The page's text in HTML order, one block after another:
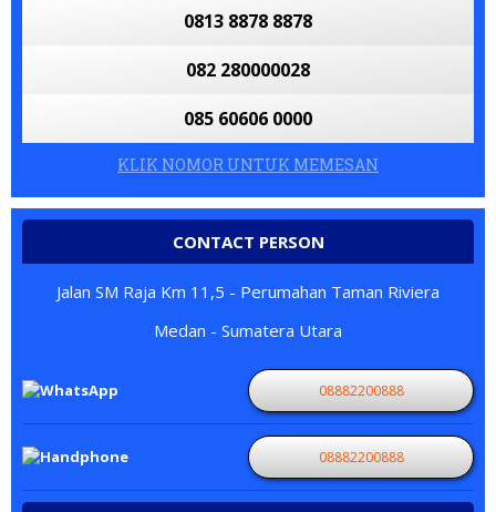
0813 8878 8878
082 280000028
085 60606 0000
KLIK NOMOR UNTUK MEMESAN
CONTACT PERSON
Jalan SM Raja Km 11,5 - Perumahan Taman Riviera
Medan - Sumatera Utara
08882200888
08882200888